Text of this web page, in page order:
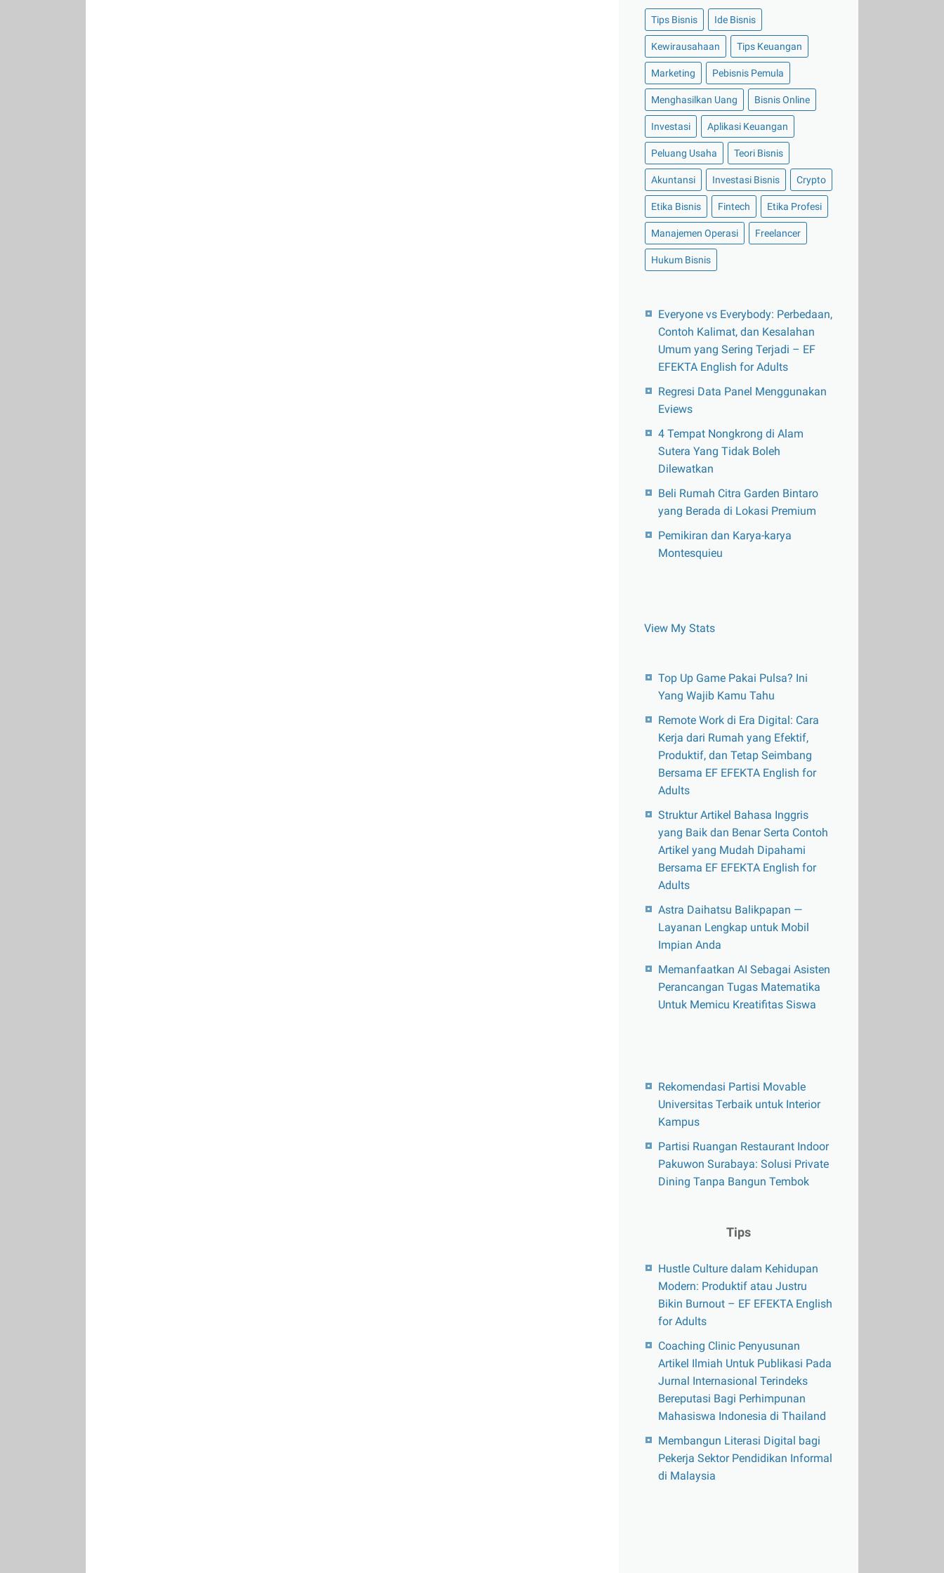
Tips Bisnis Ide Bisnis
Kewirausahaan Tips Keuangan
Marketing Pebisnis Pemula
Menghasilkan Uang Bisnis Online
Investasi Aplikasi Keuangan
Peluang Usaha Teori Bisnis
Akuntansi Investasi Bisnis Crypto
Etika Bisnis Fintech Etika Profesi
Manajemen Operasi Freelancer
Hukum Bisnis
Everyone vs Everybody: Perbedaan,
Contoh Kalimat, dan Kesalahan
Umum yang Sering Terjadi – EF
EFEKTA English for Adults
Regresi Data Panel Menggunakan
Eviews
4 Tempat Nongkrong di Alam
Sutera Yang Tidak Boleh
Dilewatkan
Beli Rumah Citra Garden Bintaro
yang Berada di Lokasi Premium
Pemikiran dan Karya-karya
Montesquieu
View My Stats
Top Up Game Pakai Pulsa? Ini
Yang Wajib Kamu Tahu
Remote Work di Era Digital: Cara
Kerja dari Rumah yang Efektif,
Produktif, dan Tetap Seimbang
Bersama EF EFEKTA English for
Adults
Struktur Artikel Bahasa Inggris
yang Baik dan Benar Serta Contoh
Artikel yang Mudah Dipahami
Bersama EF EFEKTA English for
Adults
Astra Daihatsu Balikpapan —
Layanan Lengkap untuk Mobil
Impian Anda
Memanfaatkan AI Sebagai Asisten
Perancangan Tugas Matematika
Untuk Memicu Kreatifitas Siswa
Rekomendasi Partisi Movable
Universitas Terbaik untuk Interior
Kampus
Partisi Ruangan Restaurant Indoor
Pakuwon Surabaya: Solusi Private
Dining Tanpa Bangun Tembok
Tips
Hustle Culture dalam Kehidupan
Modern: Produktif atau Justru
Bikin Burnout – EF EFEKTA English
for Adults
Coaching Clinic Penyusunan
Artikel Ilmiah Untuk Publikasi Pada
Jurnal Internasional Terindeks
Bereputasi Bagi Perhimpunan
Mahasiswa Indonesia di Thailand
Membangun Literasi Digital bagi
Pekerja Sektor Pendidikan Informal
di Malaysia